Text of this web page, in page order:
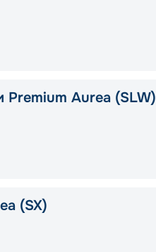
Aurea (SLW)
(SX)